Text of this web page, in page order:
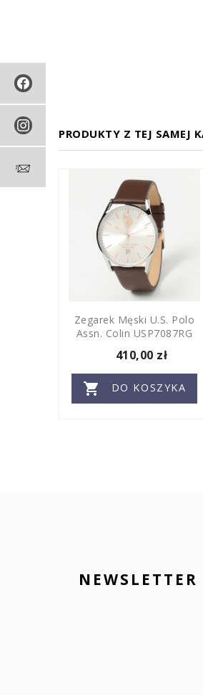
PRODUKTY Z TEJ SAMEJ
Zegarek Męski U.S. Polo
Assn. Colin USP7087RG
410,00 zł
 DO KOSZYKA
NEWSLETTER